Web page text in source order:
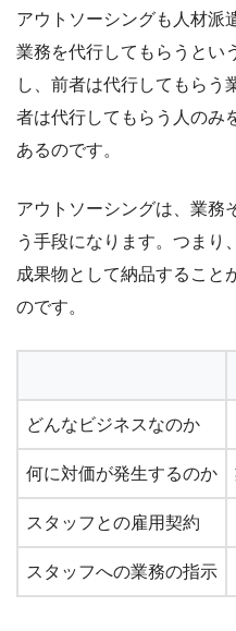
アウトソーシングも人材派
業務を代行してもらうとい
し、前者は代行してもらう
者は代行してもらう人のみ
あるのです。
アウトソーシングは、業務
う手段になります。つまり
成果物として納品すること
のです。
どんなビジネスなのか
何に対価が発生するのか
スタッフとの雇用契約
スタッフへの業務の指示